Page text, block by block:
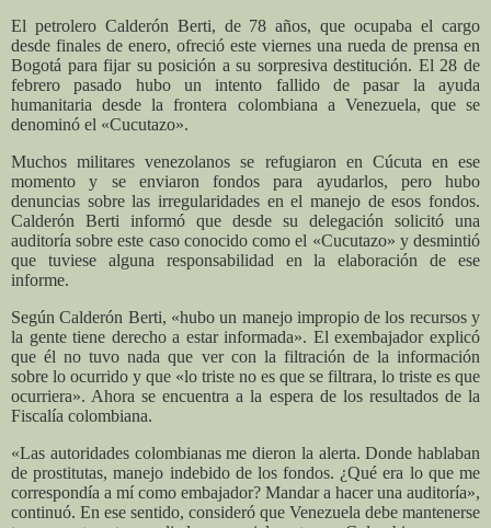
El petrolero Calderón Berti, de 78 años, que ocupaba el cargo
desde finales de enero, ofreció este viernes una rueda de prensa en
Bogotá para fijar su posición a su sorpresiva destitución. El 28 de
febrero pasado hubo un intento fallido de pasar la ayuda
humanitaria desde la frontera colombiana a Venezuela, que se
denominó el «Cucutazo».
Muchos militares venezolanos se refugiaron en Cúcuta en ese
momento y se enviaron fondos para ayudarlos, pero hubo
denuncias sobre las irregularidades en el manejo de esos fondos.
Calderón Berti informó que desde su delegación solicitó una
auditoría sobre este caso conocido como el «Cucutazo» y desmintió
que tuviese alguna responsabilidad en la elaboración de ese
informe.
Según Calderón Berti, «hubo un manejo impropio de los recursos y
la gente tiene derecho a estar informada». El exembajador explicó
que él no tuvo nada que ver con la filtración de la información
sobre lo ocurrido y que «lo triste no es que se filtrara, lo triste es que
ocurriera». Ahora se encuentra a la espera de los resultados de la
Fiscalía colombiana.
«Las autoridades colombianas me dieron la alerta. Donde hablaban
de prostitutas, manejo indebido de los fondos. ¿Qué era lo que me
correspondía a mí como embajador? Mandar a hacer una auditoría»,
continuó. En ese sentido, consideró que Venezuela debe mantenerse